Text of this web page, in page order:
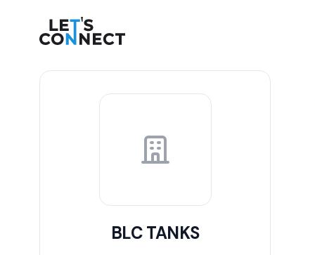
Let's Connect
BLC TANKS